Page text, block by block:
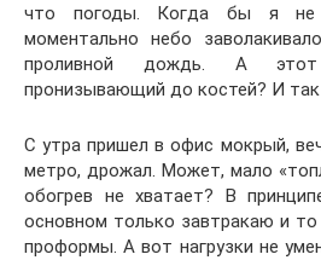
что погоды. Когда бы я не
моментально небо
проливной дождь. А этот
пронизывающий до костей? И так
С утра пришел в офис мокрый,
метро, дрожал. Может, мало
обогрев не хватает? В
основном только завтракаю и
проформы. А вот нагрузки не